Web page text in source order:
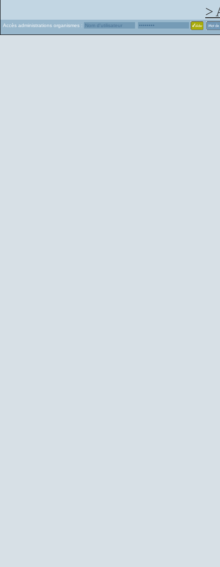
>
Accès administrations organismes :